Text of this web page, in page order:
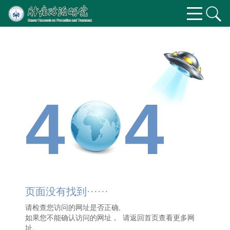
4 4
页面没有找到······
请检查您访问的网址是否正确,
如果您不能确认访问的网址， 请返回首页查看更多网
址。